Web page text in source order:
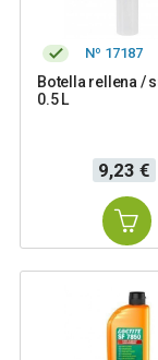
Nº 17187
Botella rellena /
0.5 L
Precio
9,23 €